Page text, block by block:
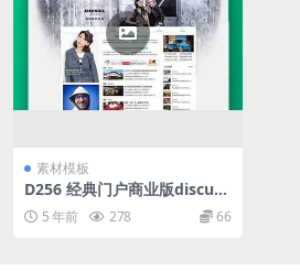
素材模板
D256 经典门户商业版discuz
模板+DIY文件
5 年前 278 66